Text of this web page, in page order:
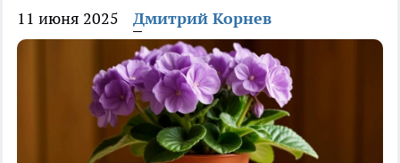
11 июня 2025 Дмитрий Корнев